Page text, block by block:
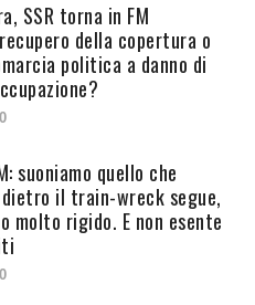
SSR torna in FM
della copertura o
politica a danno di
0
suoniamo quello che
il train-wreck segue,
molto rigido. E non esente
0